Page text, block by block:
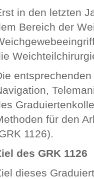
in den letzten
Bereich der
für den
1126).
des GRK 1126
dieses